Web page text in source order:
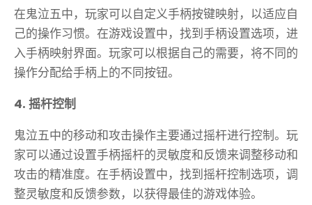
在鬼泣五中，玩家可以自定义手柄按键映射，以适应自
己的操作习惯。在游戏设置中，找到手柄设置选项，进
入手柄映射界面。玩家可以根据自己的需要，将不同的
操作分配给手柄上的不同按钮。
4. 摇杆控制
鬼泣五中的移动和攻击操作主要通过摇杆进行控制。玩
家可以通过设置手柄摇杆的灵敏度和反馈来调整移动和
攻击的精准度。在手柄设置中，找到摇杆控制选项，调
整灵敏度和反馈参数，以获得最佳的游戏体验。